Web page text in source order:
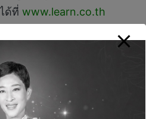
ด้ที่ www.learn.co.th